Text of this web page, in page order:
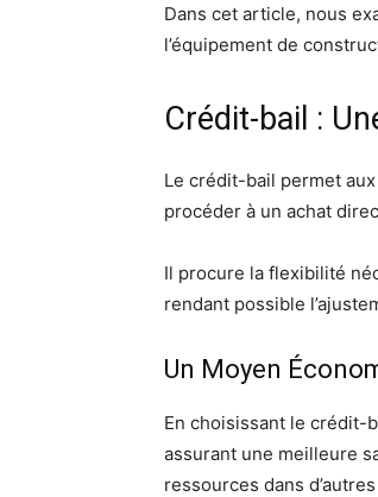
Dans cet article, nous
l’équipement de
Crédit-bail :
Le crédit-bail permet
procéder à un achat
Il procure la flexibilité
rendant possible
Un Moyen
En choisissant le crédit-
assurant une meilleure
ressources dans